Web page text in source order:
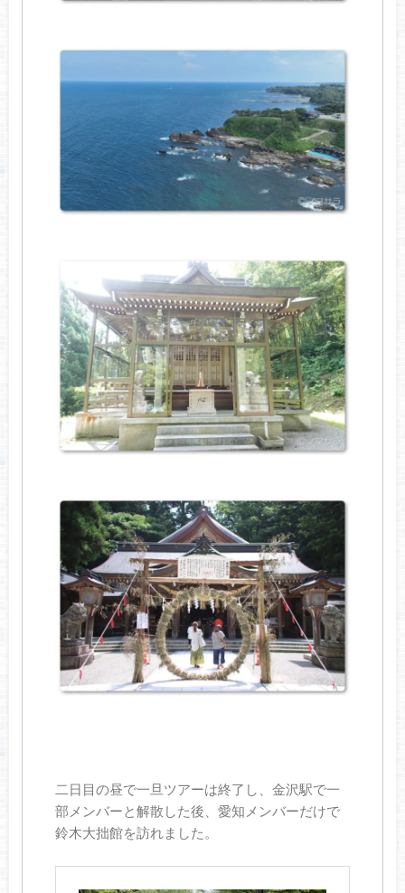
二日目の昼で一旦ツアーは終了し、金沢駅で一
部メンバーと解散した後、愛知メンバーだけで
鈴木大拙館を訪れました。